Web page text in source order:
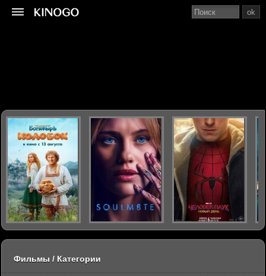
ok
Фильмы / Категории